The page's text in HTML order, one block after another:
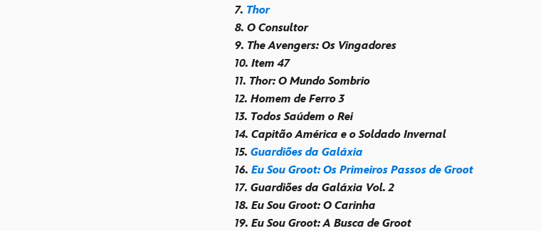
7. Thor
8. O Consultor
9. The Avengers: Os Vingadores
10. Item 47
11. Thor: O Mundo Sombrio
12. Homem de Ferro 3
13. Todos Saúdem o Rei
14. Capitão América e o Soldado Invernal
15. Guardiões da Galáxia
16. Eu Sou Groot: Os Primeiros Passos de Groot
17. Guardiões da Galáxia Vol. 2
18. Eu Sou Groot: O Carinha
19. Eu Sou Groot: A Busca de Groot